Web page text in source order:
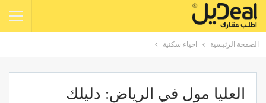
الصفحة الرئيسية احياء سكنية
العليا مول في الرياض: دليلك